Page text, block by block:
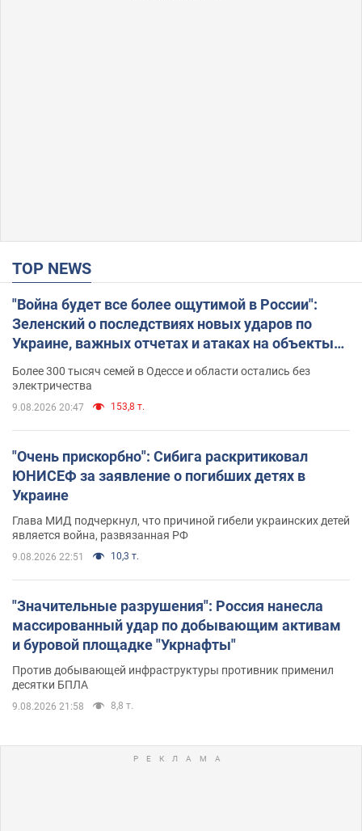
TOP NEWS
"Война будет все более ощутимой в России":
Зеленский о последствиях новых ударов по
Украине, важных отчетах и атаках на объекты
противника. Видео
Более 300 тысяч семей в Одессе и области остались без
электричества
9.08.2026 20:47 153,8 т.
"Очень прискорбно": Сибига раскритиковал
ЮНИСЕФ за заявление о погибших детях в
Украине
Глава МИД подчеркнул, что причиной гибели украинских детей
является война, развязанная РФ
9.08.2026 22:51 10,3 т.
"Значительные разрушения": Россия нанесла
массированный удар по добывающим активам
и буровой площадке "Укрнафты"
Против добывающей инфраструктуры противник применил
десятки БПЛА
9.08.2026 21:58 8,8 т.